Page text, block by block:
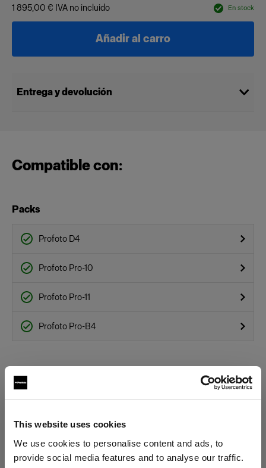
This website uses cookies
We use cookies to personalise content and ads, to
provide social media features and to analyse our traffic.
1 895,00 € IVA no incluido En stock
Añadir al carro
Entrega y devolución
Compatible con:
Packs
Profoto D4
Profoto Pro-10
Profoto Pro-11
Profoto Pro-B4